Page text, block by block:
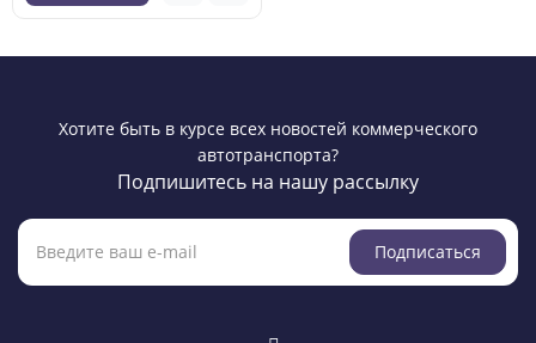
Хотите быть в курсе всех новостей коммерческого
автотранспорта?
Подпишитесь на нашу рассылку
Подписаться